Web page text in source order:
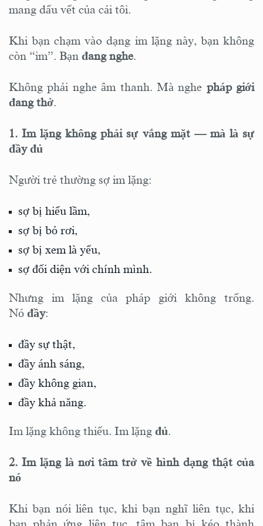
Khi toàn bộ hành trình trở thành một hơi thở
HOA NGHIÊM THẾ KỶ 21 Tập I: CHƯƠNG 19 —
HOA NGHIÊM THẾ KỶ 21 Tập I: CHƯƠNG 20 —
Bài tụng kết: Một hơi thở mở vô lượng thế giới
mang dấu vết của cái tôi.
Khi bạn chạm vào dạng im lặng này, bạn không
còn “im”. Bạn đang nghe.
Không phải nghe âm thanh. Mà nghe pháp giới
đang thở.
1. Im lặng không phải sự vắng mặt — mà là sự
đầy đủ
Người trẻ thường sợ im lặng:
sợ bị hiểu lầm,
sợ bị bỏ rơi,
sợ bị xem là yếu,
sợ đối diện với chính mình.
Nhưng im lặng của pháp giới không trống.
Nó đầy:
đầy sự thật,
đầy ánh sáng,
đầy không gian,
đầy khả năng.
Im lặng không thiếu. Im lặng đủ.
2. Im lặng là nơi tâm trở về hình dạng thật của
nó
Khi bạn nói liên tục, khi bạn nghĩ liên tục, khi